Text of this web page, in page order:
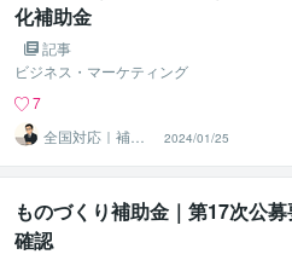
化補助金
記事
ビジネス・マーケティング
7
全国対応｜補助
金コンシェルジ
ュ練馬
2024/01/25
ものづくり補助金｜第17次公
確認